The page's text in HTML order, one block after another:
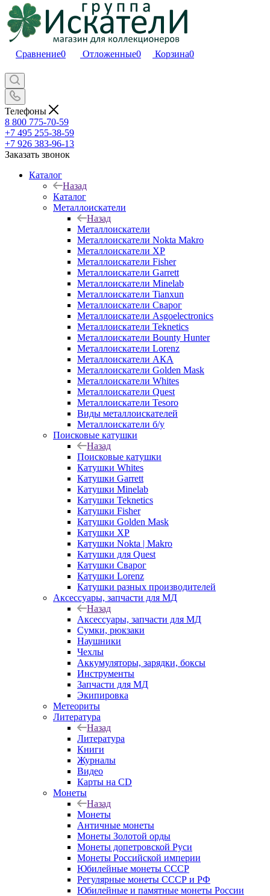
Сравнение0 Отложенные0 Корзина0
Телефоны
8 800 775-70-59
+7 495 255-38-59
+7 926 383-96-13
Заказать звонок
Каталог
Назад
Каталог
Металлоискатели
Назад
Металлоискатели
Металлоискатели Nokta Makro
Металлоискатели XP
Металлоискатели Fisher
Металлоискатели Garrett
Металлоискатели Minelab
Металлоискатели Tianxun
Металлоискатели Сварог
Металлоискатели Asgoelectronics
Металлоискатели Teknetics
Металлоискатели Bounty Hunter
Металлоискатели Lorenz
Металлоискатели АКА
Металлоискатели Golden Mask
Металлоискатели Whites
Металлоискатели Quest
Металлоискатели Tesoro
Виды металлоискателей
Металлоискатели б/у
Поисковые катушки
Назад
Поисковые катушки
Катушки Whites
Катушки Garrett
Катушки Minelab
Катушки Teknetics
Катушки Fisher
Катушки Golden Mask
Катушки XP
Катушки Nokta | Makro
Катушки для Quest
Катушки Сварог
Катушки Lorenz
Катушки разных производителей
Аксессуары, запчасти для МД
Назад
Аксессуары, запчасти для МД
Сумки, рюкзаки
Наушники
Чехлы
Аккумуляторы, зарядки, боксы
Инструменты
Запчасти для МД
Экипировка
Метеориты
Литература
Назад
Литература
Книги
Журналы
Видео
Карты на CD
Монеты
Назад
Монеты
Античные монеты
Монеты Золотой орды
Монеты допетровской Руси
Монеты Российской империи
Юбилейные монеты СССР
Регулярные монеты СССР и РФ
Юбилейные и памятные монеты России